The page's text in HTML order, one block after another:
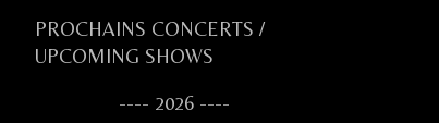
Primary
PROCHAINS CONCERTS /
UPCOMING SHOWS
---- 2026 ----